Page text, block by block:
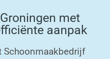
met
aanpak
Schoonmaakbedrijf